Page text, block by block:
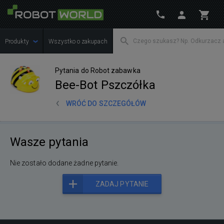
Produkty Wszystko o zakupach
Pytania do Robot zabawka
Bee-Bot Pszczółka
WRÓĆ DO SZCZEGÓŁÓW
Wasze pytania
Nie zostało dodane żadne pytanie.
ZADAJ PYTANIE